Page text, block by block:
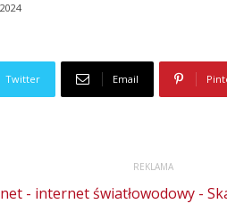
Twitter Email
REKLAMA